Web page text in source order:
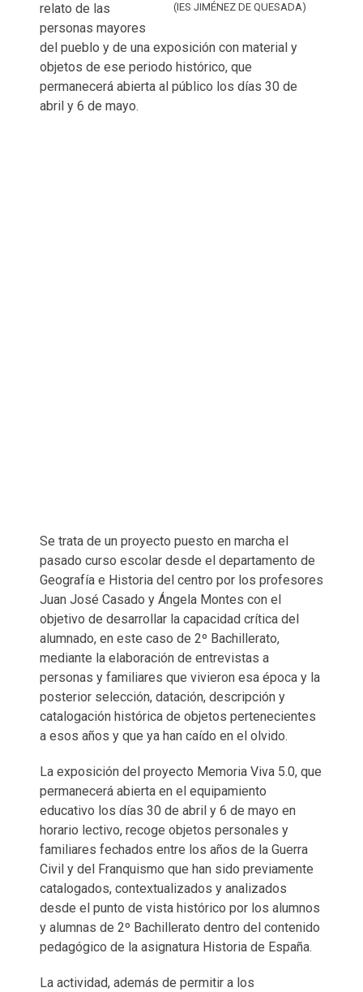
(IES JIMÉNEZ DE QUESADA)
relato de las
personas mayores
del pueblo y de una exposición con material y
objetos de ese periodo histórico, que
permanecerá abierta al público los días 30 de
abril y 6 de mayo.
Se trata de un proyecto puesto en marcha el
pasado curso escolar desde el departamento de
Geografía e Historia del centro por los profesores
Juan José Casado y Ángela Montes con el
objetivo de desarrollar la capacidad crítica del
alumnado, en este caso de 2º Bachillerato,
mediante la elaboración de entrevistas a
personas y familiares que vivieron esa época y la
posterior selección, datación, descripción y
catalogación histórica de objetos pertenecientes
a esos años y que ya han caído en el olvido.
La exposición del proyecto Memoria Viva 5.0, que
permanecerá abierta en el equipamiento
educativo los días 30 de abril y 6 de mayo en
horario lectivo, recoge objetos personales y
familiares fechados entre los años de la Guerra
Civil y del Franquismo que han sido previamente
catalogados, contextualizados y analizados
desde el punto de vista histórico por los alumnos
y alumnas de 2º Bachillerato dentro del contenido
pedagógico de la asignatura Historia de España.
La actividad, además de permitir a los